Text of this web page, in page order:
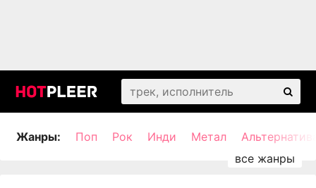
Жанры: Поп Рок Инди Метал